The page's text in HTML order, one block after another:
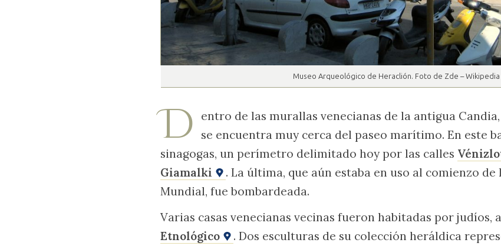
Museo Arqueológico de Heraclión. Foto de Zde – Wikipedia
D
entro de las murallas venecianas de la antigua
se encuentra muy cerca del paseo marítimo. En este
sinagogas, un perímetro delimitado hoy por las calles
Giamalki
. La última, que aún estaba en uso al comienzo de
Mundial, fue bombardeada.
Varias casas venecianas vecinas fueron habitadas por judíos,
Etnológico
. Dos esculturas de su colección heráldica